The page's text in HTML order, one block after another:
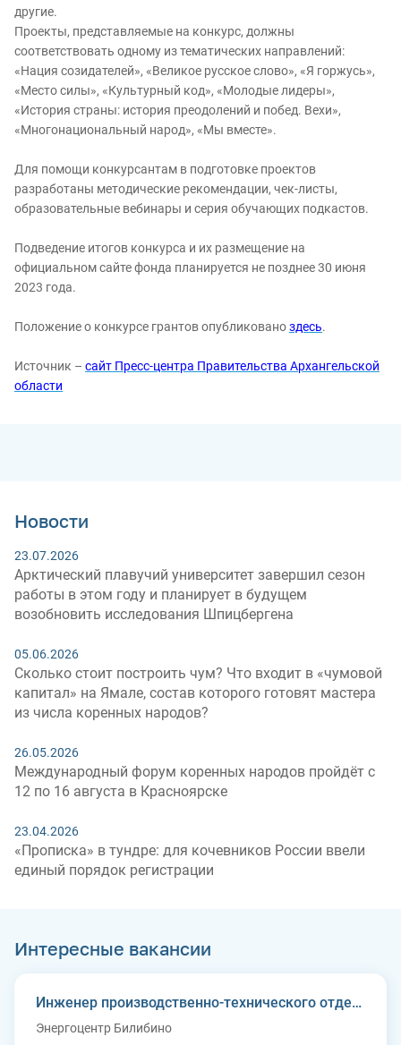
другие.
Проекты, представляемые на конкурс, должны
соответствовать одному из тематических направлений:
«Нация созидателей», «Великое русское слово», «Я горжусь»,
«Место силы», «Культурный код», «Молодые лидеры»,
«История страны: история преодолений и побед. Вехи»,
«Многонациональный народ», «Мы вместе».
Для помощи конкурсантам в подготовке проектов
разработаны методические рекомендации, чек-листы,
образовательные вебинары и серия обучающих подкастов.
Подведение итогов конкурса и их размещение на
официальном сайте фонда планируется не позднее 30 июня
2023 года.
Положение о конкурсе грантов опубликованоздесь.
Источник – сайт Пресс-центра Правительства Архангельской
области
Новости
23.07.2026
Арктический плавучий университет завершил сезон
работы в этом году и планирует в будущем
возобновить исследования Шпицбергена
05.06.2026
Сколько стоит построить чум? Что входит в «чумовой
капитал» на Ямале, состав которого готовят мастера
из числа коренных народов?
26.05.2026
Международный форум коренных народов пройдёт с
12 по 16 августа в Красноярске
23.04.2026
«Прописка» в тундре: для кочевников России ввели
единый порядок регистрации
Интересные вакансии
Инженер производственно-технического отдела
Энергоцентр Билибино